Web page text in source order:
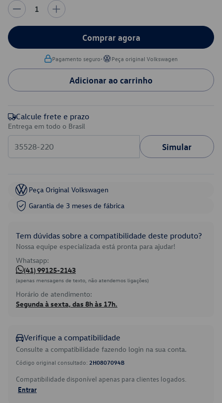
1
Comprar agora
Pagamento seguro• Peça original Volkswagen
Adicionar ao carrinho
Calcule frete e prazo
Entrega em todo o Brasil
Simular
Peça Original Volkswagen
Garantia de 3 meses de fábrica
Tem dúvidas sobre a compatibilidade deste produto?
Nossa equipe especializada está pronta para ajudar!
Whatsapp:
(41) 99125-2143
(apenas mensagens de texto, não atendemos ligações)
Horário de atendimento:
Segunda à sexta, das 8h às 17h.
Verifique a compatibilidade
Consulte a compatibilidade fazendo login na sua conta.
Código original consultado: 2H0807094B
Compatibilidade disponível apenas para clientes logados.
Entrar